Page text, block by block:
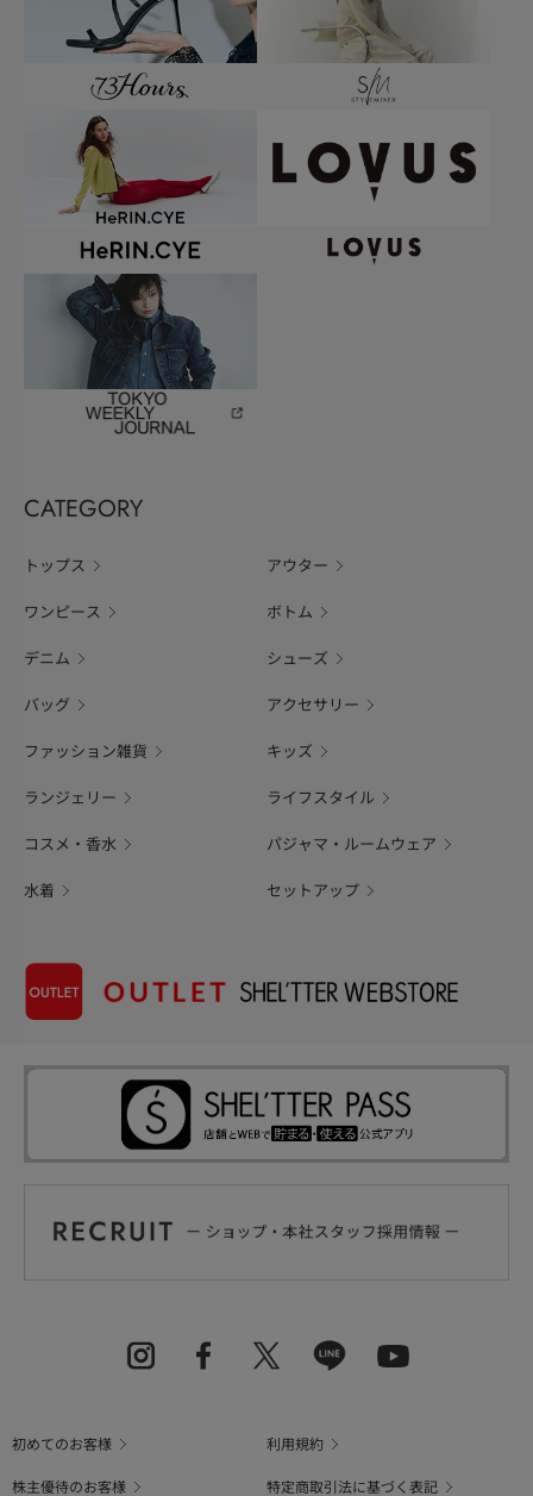
CATEGORY
トップス アウター
ワンピース ボトム
デニム シューズ
バッグ アクセサリー
ファッション雑貨 キッズ
ランジェリー ライフスタイル
コスメ・香水 パジャマ・ルームウェア
水着 セットアップ
初めてのお客様
利用規約
株主優待のお客様
特定商取引法に基づく表記